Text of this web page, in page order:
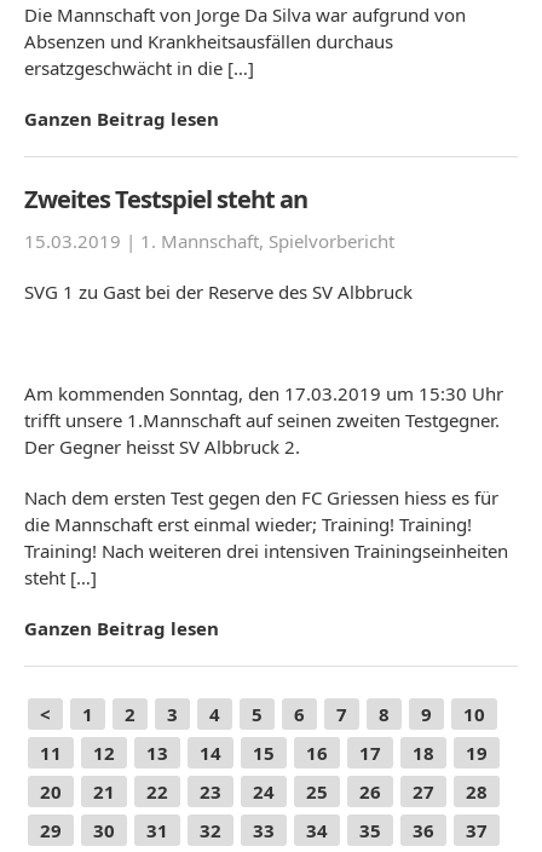
Die Mannschaft von Jorge Da Silva war aufgrund von
Absenzen und Krankheitsausfällen durchaus
ersatzgeschwächt in die […]
Ganzen Beitrag lesen
Zweites Testspiel steht an
15.03.2019 | 1. Mannschaft, Spielvorbericht
SVG 1 zu Gast bei der Reserve des SV Albbruck
Am kommenden Sonntag, den 17.03.2019 um 15:30 Uhr
trifft unsere 1.Mannschaft auf seinen zweiten Testgegner.
Der Gegner heisst SV Albbruck 2.
Nach dem ersten Test gegen den FC Griessen hiess es für
die Mannschaft erst einmal wieder; Training! Training!
Training! Nach weiteren drei intensiven Trainingseinheiten
steht […]
Ganzen Beitrag lesen
< 1 2 3 4 5 6 7 8 9
10
11
12 13 14 15 16 17 18
19
20
21 22 23 24 25 26 27
28
29
30 31 32 33 34 35 36
37